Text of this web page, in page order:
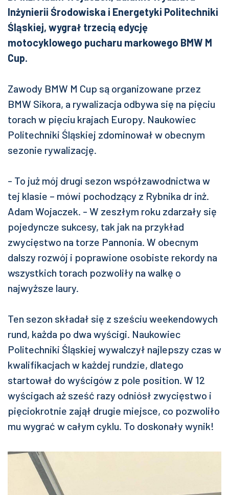
Inżynierii Środowiska i Energetyki Politechniki
Śląskiej, wygrał trzecią edycję
motocyklowego pucharu markowego BMW M
Cup.
Zawody BMW M Cup są organizowane przez
BMW Sikora, a rywalizacja odbywa się na pięciu
torach w pięciu krajach Europy. Naukowiec
Politechniki Śląskiej zdominował w obecnym
sezonie rywalizację.
- To już mój drugi sezon współzawodnictwa w
tej klasie – mówi pochodzący z Rybnika dr inż.
Adam Wojaczek. - W zeszłym roku zdarzały się
pojedyncze sukcesy, tak jak na przykład
zwycięstwo na torze Pannonia. W obecnym
dalszy rozwój i poprawione osobiste rekordy na
wszystkich torach pozwoliły na walkę o
najwyższe laury.
Ten sezon składał się z sześciu weekendowych
rund, każda po dwa wyścigi. Naukowiec
Politechniki Śląskiej wywalczył najlepszy czas w
kwalifikacjach w każdej rundzie, dlatego
startował do wyścigów z pole position. W 12
wyścigach aż sześć razy odniósł zwycięstwo i
pięciokrotnie zajął drugie miejsce, co pozwoliło
mu wygrać w całym cyklu. To doskonały wynik!